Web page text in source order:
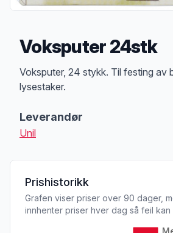
Voksputer 24stk
Produktbeskrivelse
Voksputer, 24 stykk. Til festing av
lysestaker.
Leverandør
Unil
Prishistorikk
Grafen viser priser over 90 dager,
innhenter priser hver dag så feil kan